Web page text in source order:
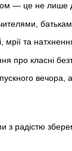
— це не лише
мрії та
про класні
з радістю